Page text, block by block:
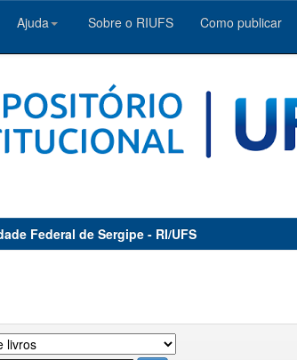
Ajuda Sobre o RIUFS Como publicar
Federal de Sergipe - RI/UFS